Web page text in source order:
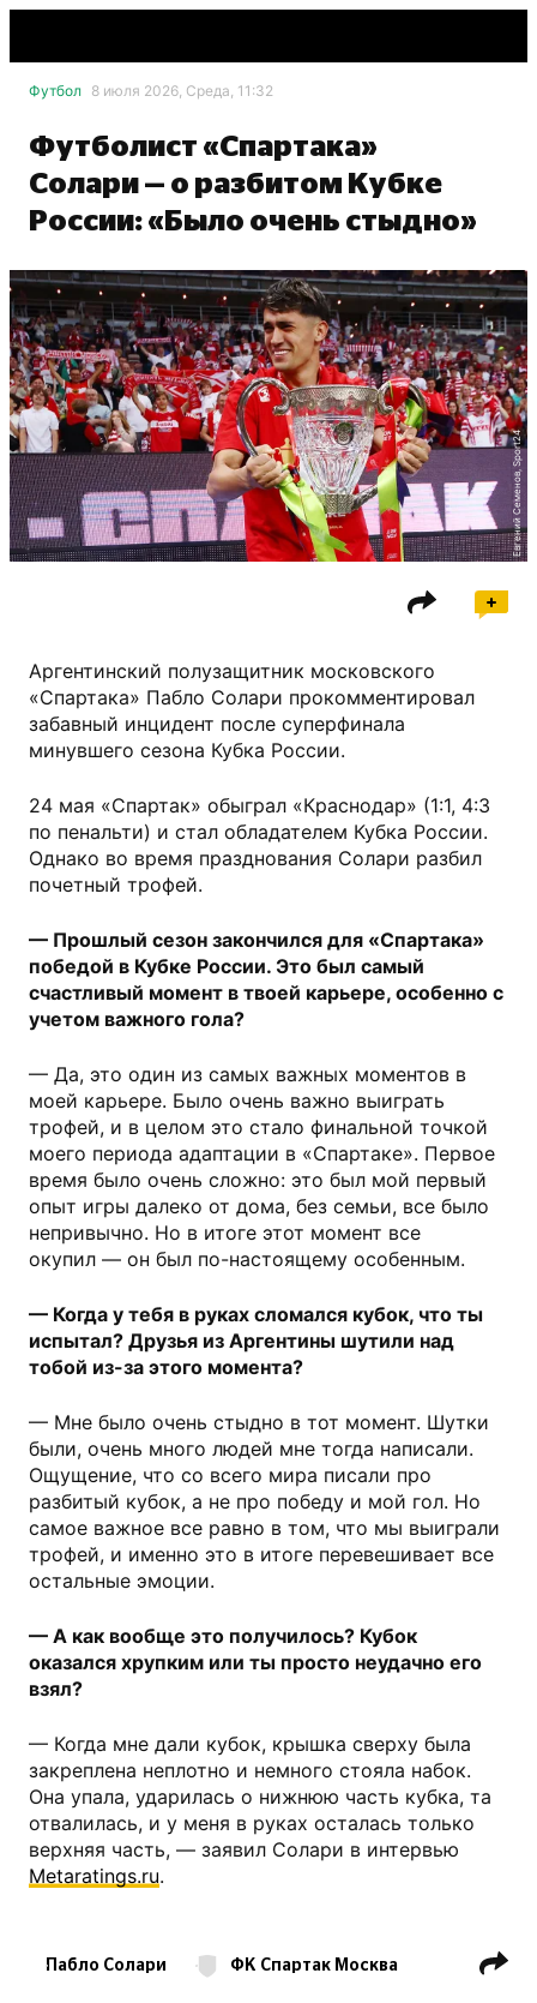
Футбол 8 июля 2026, Среда, 11:32
Футболист «Спартака»
Солари — о разбитом Кубке
России: «Было очень стыдно»
Евгений Семенов, Sport24
Аргентинский полузащитник московского
«Спартака» Пабло Солари прокомментировал
забавный инцидент после суперфинала
минувшего сезона Кубка России.
24 мая «Спартак» обыграл «Краснодар» (1:1, 4:3
по пенальти) и стал обладателем Кубка России.
Однако во время празднования Солари разбил
почетный трофей.
— Прошлый сезон закончился для «Спартака»
победой в Кубке России. Это был самый
счастливый момент в твоей карьере, особенно с
учетом важного гола?
— Да, это один из самых важных моментов в
моей карьере. Было очень важно выиграть
трофей, и в целом это стало финальной точкой
моего периода адаптации в «Спартаке». Первое
время было очень сложно: это был мой первый
опыт игры далеко от дома, без семьи, все было
непривычно. Но в итоге этот момент все
окупил — он был по-настоящему особенным.
— Когда у тебя в руках сломался кубок, что ты
испытал? Друзья из Аргентины шутили над
тобой из-за этого момента?
— Мне было очень стыдно в тот момент. Шутки
были, очень много людей мне тогда написали.
Ощущение, что со всего мира писали про
разбитый кубок, а не про победу и мой гол. Но
самое важное все равно в том, что мы выиграли
трофей, и именно это в итоге перевешивает все
остальные эмоции.
— А как вообще это получилось? Кубок
оказался хрупким или ты просто неудачно его
взял?
— Когда мне дали кубок, крышка сверху была
закреплена неплотно и немного стояла набок.
Она упала, ударилась о нижнюю часть кубка, та
отвалилась, и у меня в руках осталась только
верхняя часть, — заявил Солари в интервью
Metaratings.ru.
Пабло Солари ФК Спартак Москва